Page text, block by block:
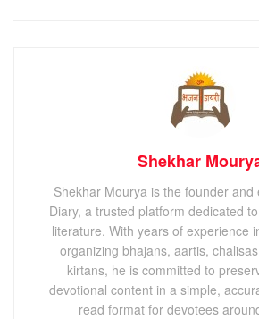
Shekhar
Shekhar Mourya is the founder and
Diary, a trusted platform dedicated
literature. With years of experience
organizing bhajans, aartis,
kirtans, he is committed to
devotional content in a simple,
read format for devotees